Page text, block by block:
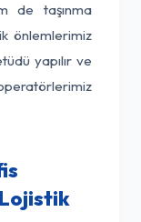
de taşınma
önlemlerimiz
yapılır ve
Lojistik